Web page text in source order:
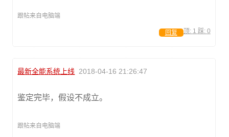
跟帖来自电脑端
顶: 1 踩: 0
回复
最新全能系统上线 2018-04-16 21:26:47
鉴定完毕，假设不成立。
跟帖来自电脑端